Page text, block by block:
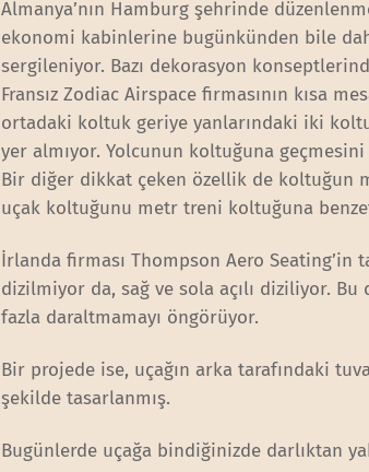
Almanya’nın Hamburg şehrinde
ekonomi kabinlerine bugünkünden bile
sergileniyor. Bazı dekorasyon
Fransız Zodiac Airspace firmasının kısa
ortadaki koltuk geriye yanlarındaki iki
yer almıyor. Yolcunun koltuğuna
Bir diğer dikkat çeken özellik de koltuğun
uçak koltuğunu metr treni koltuğuna
İrlanda firması Thompson Aero Seating’in
dizilmiyor da, sağ ve sola açılı diziliyor.
fazla daraltmamayı öngörüyor.
Bir projede ise, uçağın arka tarafındaki
şekilde tasarlanmış.
Bugünlerde uçağa bindiğinizde darlıktan